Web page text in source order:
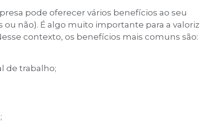
pode oferecer vários benefícios ao seu
não). É algo muito importante para a
contexto, os benefícios mais comuns são:
de trabalho;